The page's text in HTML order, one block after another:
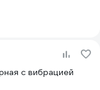
с вибрацией